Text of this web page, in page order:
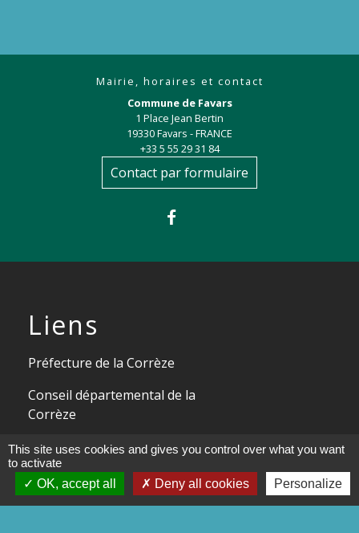
Mairie, horaires et contact
Commune de Favars
1 Place Jean Bertin
19330 Favars - FRANCE
+33 5 55 29 31 84
Contact par formulaire
Liens
Préfecture de la Corrèze
Conseil départemental de la
Corrèze
Site officiel Tulle agglo - Ville de
Tulle
Commune de Chameyrat
This site uses cookies and gives you control over what you want
to activate
OK, accept all
Deny all cookies Personalize